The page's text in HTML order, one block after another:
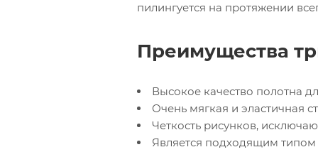
пилингуется на протяжении
Преимущества
Высокое качество полотна
Очень мягкая и эластичная
Четкость рисунков,
Является подходящим